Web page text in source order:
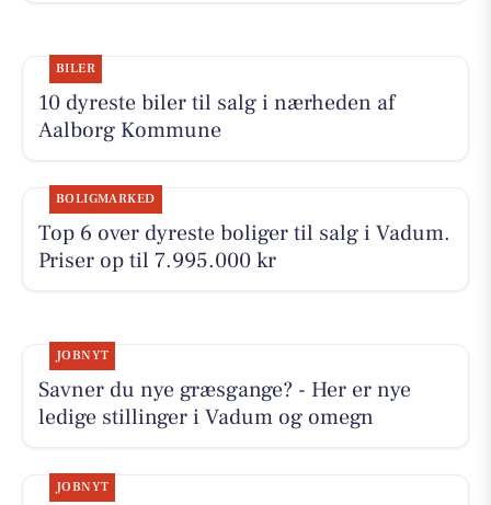
BILER
10 dyreste biler til salg i nærheden af
Aalborg Kommune
BOLIGMARKED
Top 6 over dyreste boliger til salg i Vadum.
Priser op til 7.995.000 kr
JOBNYT
Savner du nye græsgange? - Her er nye
ledige stillinger i Vadum og omegn
JOBNYT